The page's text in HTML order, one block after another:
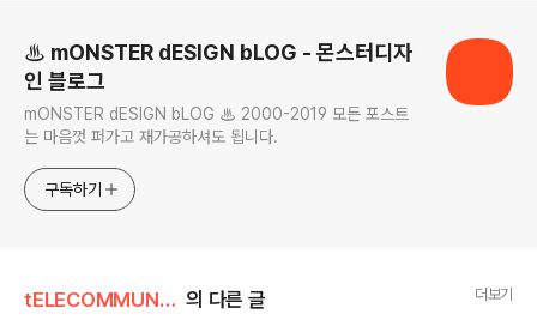
♨ mONSTER dESIGN bLOG - 몬스터디자
인 블로그
mONSTER dESIGN bLOG ♨ 2000-2019 모든 포스트
는 마음껏 퍼가고 재가공하셔도 됩니다.
구독하기
tELECOMMUNICATION 의 다른 글 더보기